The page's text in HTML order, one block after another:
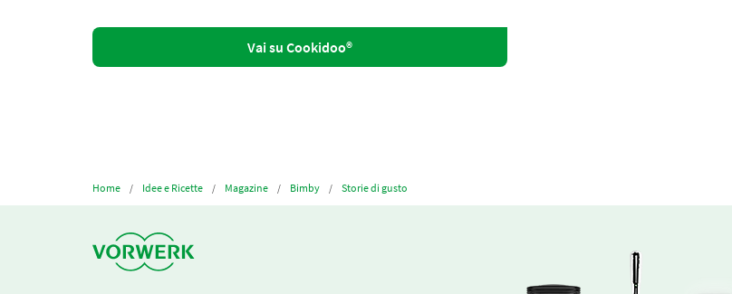
Vai su Cookidoo®
Home Idee e Ricette Magazine Bimby Storie di gusto